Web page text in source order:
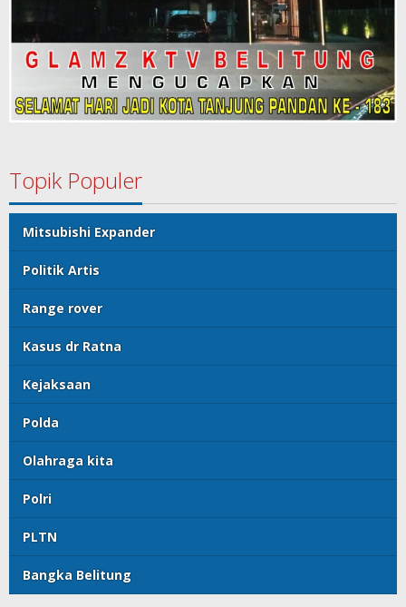
Topik Populer
Mitsubishi Expander
Politik Artis
Range rover
Kasus dr Ratna
Kejaksaan
Polda
Olahraga kita
Polri
PLTN
Bangka Belitung